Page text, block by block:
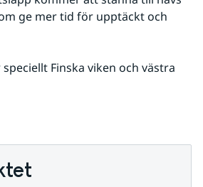
ge mer tid för upptäckt och
Finska viken och västra